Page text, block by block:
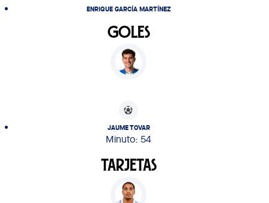
ENRIQUE GARCÍA MARTÍNEZ
GOLES
JAUME TOVAR
Minuto: 54
TARJETAS